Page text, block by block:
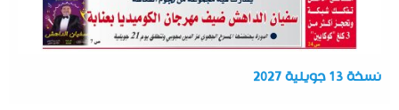
نسخة 13 جويلية 2027